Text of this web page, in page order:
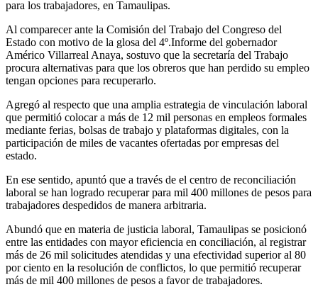
para los trabajadores, en Tamaulipas.
Al comparecer ante la Comisión del Trabajo del Congreso del
Estado con motivo de la glosa del 4º.Informe del gobernador
Américo Villarreal Anaya, sostuvo que la secretaría del Trabajo
procura alternativas para que los obreros que han perdido su empleo
tengan opciones para recuperarlo.
Agregó al respecto que una amplia estrategia de vinculación laboral
que permitió colocar a más de 12 mil personas en empleos formales
mediante ferias, bolsas de trabajo y plataformas digitales, con la
participación de miles de vacantes ofertadas por empresas del
estado.
En ese sentido, apuntó que a través de el centro de reconciliación
laboral se han logrado recuperar para mil 400 millones de pesos para
trabajadores despedidos de manera arbitraria.
Abundó que en materia de justicia laboral, Tamaulipas se posicionó
entre las entidades con mayor eficiencia en conciliación, al registrar
más de 26 mil solicitudes atendidas y una efectividad superior al 80
por ciento en la resolución de conflictos, lo que permitió recuperar
más de mil 400 millones de pesos a favor de trabajadores.